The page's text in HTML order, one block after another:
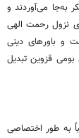
به‌جا می‌آوردند و
نزول رحمت الهی
و باورهای دینی
قزوین تبدیل
به طور اختصاصی